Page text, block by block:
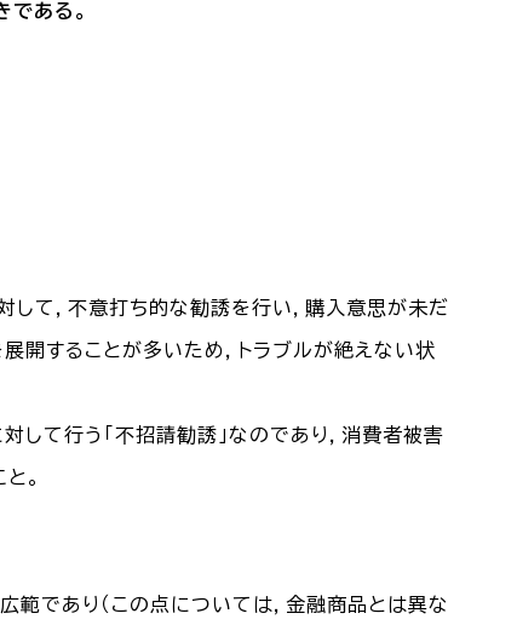
ある。
て，不意打ち的な勧誘を行い，購入意思が未だ
開することが多いため，トラブルが絶えない状
て行う「不招請勧誘」なのであり，消費者被害
。
であり（この点については，金融商品とは異な